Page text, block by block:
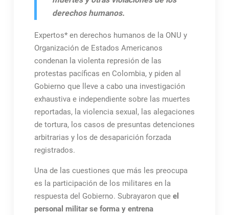
derechos humanos.
Expertos* en derechos humanos de la ONU y
Organización de Estados Americanos
condenan la violenta represión de las
protestas pacíficas en Colombia, y piden al
Gobierno que lleve a cabo una investigación
exhaustiva e independiente sobre las muertes
reportadas, la violencia sexual, las alegaciones
de tortura, los casos de presuntas detenciones
arbitrarias y los de desaparición forzada
registrados.
Una de las cuestiones que más les preocupa
es la participación de los militares en la
respuesta del Gobierno. Subrayaron que el
personal militar se forma y entrena